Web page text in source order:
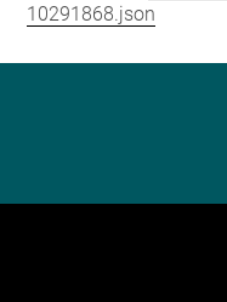
10291868.json